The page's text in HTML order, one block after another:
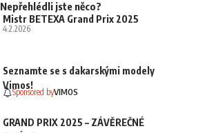
Nepřehlédli jste něco?
Mistr BETEXA Grand Prix 2025
4.2.2026
Seznamte se s dakarskými modely
Vimos!
Sponsored byVIMOS
GRAND PRIX 2025 – ZÁVĚREČNÉ